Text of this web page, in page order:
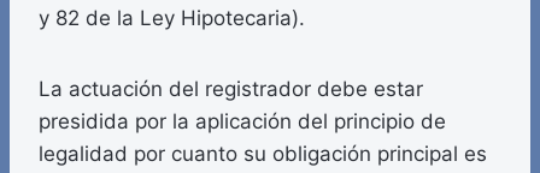
y 82 de la Ley Hipotecaria).
La actuación del registrador debe estar
presidida por la aplicación del principio de
legalidad por cuanto su obligación principal es